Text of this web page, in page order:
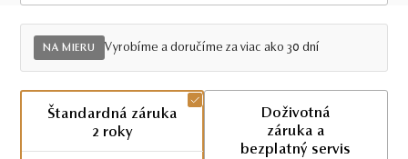
Viac ako 30 dní
NA MIERU Vyrobíme a doručíme za viac ako 30 dní
Štandardná záruka
2 roky
Doživotná
záruka a
bezplatný servis